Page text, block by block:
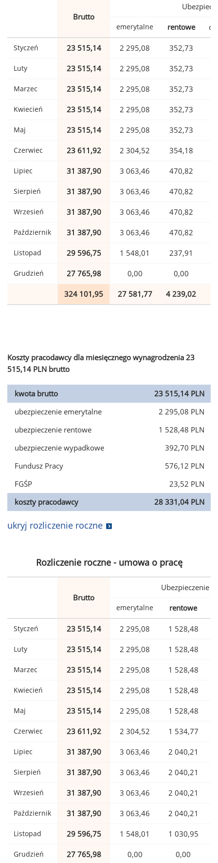
Brutto
emerytalne rentowe
Styczeń 23 515,14 2 295,08 352,73
Luty 23 515,14 2 295,08 352,73
Marzec 23 515,14 2 295,08 352,73
Kwiecień 23 515,14 2 295,08 352,73
Maj 23 515,14 2 295,08 352,73
Czerwiec 23 611,92 2 304,52 354,18
Lipiec 31 387,90 3 063,46 470,82
Sierpień 31 387,90 3 063,46 470,82
Wrzesień 31 387,90 3 063,46 470,82
Październik 31 387,90 3 063,46 470,82
Listopad 29 596,75 1 548,01 237,91
Grudzień 27 765,98 0,00 0,00
324 101,95 27 581,77 4 239,02
Koszty pracodawcy dla miesięcznego wynagrodzenia 23
515,14 PLN brutto
kwota brutto
23 515,14 PLN
ubezpieczenie emerytalne
2 295,08 PLN
ubezpieczenie rentowe
1 528,48 PLN
ubezpieczenie wypadkowe
392,70 PLN
Fundusz Pracy
576,12 PLN
FGŚP
23,52 PLN
koszty pracodawcy
28 331,04 PLN
ukryj rozliczenie roczne
Rozliczenie roczne - umowa o pracę
Brutto
Ubezpieczenie
emerytalne rentowe
Styczeń 23 515,14 2 295,08 1 528,48
Luty 23 515,14 2 295,08 1 528,48
Marzec 23 515,14 2 295,08 1 528,48
Kwiecień 23 515,14 2 295,08 1 528,48
Maj 23 515,14 2 295,08 1 528,48
Czerwiec 23 611,92 2 304,52 1 534,77
Lipiec 31 387,90 3 063,46 2 040,21
Sierpień 31 387,90 3 063,46 2 040,21
Wrzesień 31 387,90 3 063,46 2 040,21
Październik 31 387,90 3 063,46 2 040,21
Listopad 29 596,75 1 548,01 1 030,95
Grudzień 27 765,98 0,00 0,00